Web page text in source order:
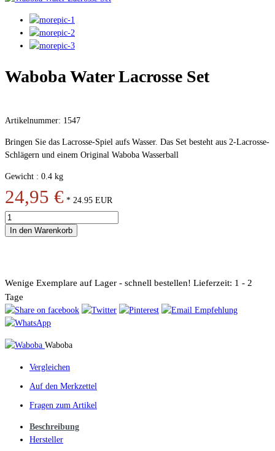
Waboba Water Lacrosse Set
Artikelnummer: 1547
Bringen Sie das Lacrosse-Spiel aufs Wasser. Das Set besteht aus 2-Lacrosse-
Schlägern und einem Original Waboba Wasserball
Gewicht : 0.4 kg
24,95 € * 24.95 EUR
In den Warenkorb
Wenige Exemplare auf Lager - schnell bestellen! Lieferzeit: 1 - 2
Tage
Waboba
Vergleichen
Auf den Merkzettel
Fragen zum Artikel
Beschreibung
Hersteller